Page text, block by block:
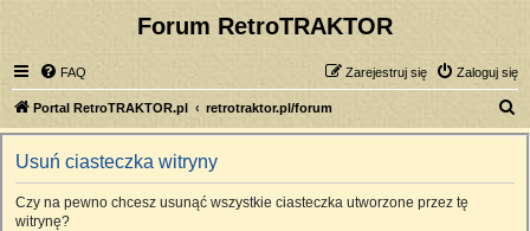
Forum RetroTRAKTOR
FAQ Zaloguj się
Zarejestruj się
Portal RetroTRAKTOR.pl retrotraktor.pl/forum
z
Usuń ciasteczka witryny
Czy na pewno chcesz usunąć wszystkie ciasteczka utworzone przez tę
witrynę?